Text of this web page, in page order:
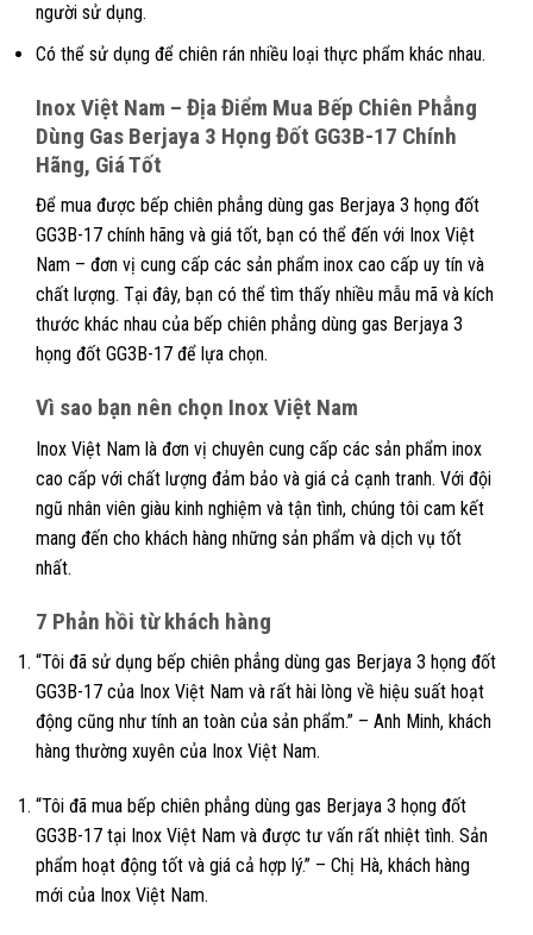
người sử dụng.
Có thể sử dụng để chiên rán nhiều loại thực phẩm khác nhau.
Inox Việt Nam – Địa Điểm Mua Bếp Chiên Phẳng
Dùng Gas Berjaya 3 Họng Đốt GG3B-17 Chính
Hãng, Giá Tốt
Để mua được bếp chiên phẳng dùng gas Berjaya 3 họng đốt
GG3B-17 chính hãng và giá tốt, bạn có thể đến với Inox Việt
Nam – đơn vị cung cấp các sản phẩm inox cao cấp uy tín và
chất lượng. Tại đây, bạn có thể tìm thấy nhiều mẫu mã và kích
thước khác nhau của bếp chiên phẳng dùng gas Berjaya 3
họng đốt GG3B-17 để lựa chọn.
Vì sao bạn nên chọn Inox Việt Nam
Inox Việt Nam là đơn vị chuyên cung cấp các sản phẩm inox
cao cấp với chất lượng đảm bảo và giá cả cạnh tranh. Với đội
ngũ nhân viên giàu kinh nghiệm và tận tình, chúng tôi cam kết
mang đến cho khách hàng những sản phẩm và dịch vụ tốt
nhất.
7 Phản hồi từ khách hàng
“Tôi đã sử dụng bếp chiên phẳng dùng gas Berjaya 3 họng đốt
GG3B-17 của Inox Việt Nam và rất hài lòng về hiệu suất hoạt
động cũng như tính an toàn của sản phẩm.” – Anh Minh, khách
hàng thường xuyên của Inox Việt Nam.
“Tôi đã mua bếp chiên phẳng dùng gas Berjaya 3 họng đốt
GG3B-17 tại Inox Việt Nam và được tư vấn rất nhiệt tình. Sản
phẩm hoạt động tốt và giá cả hợp lý.” – Chị Hà, khách hàng
mới của Inox Việt Nam.